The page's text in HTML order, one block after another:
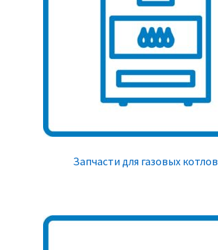
Запчасти для газовых котлов